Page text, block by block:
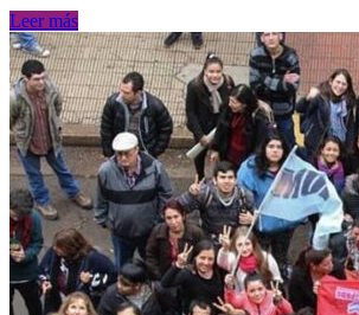
Leer más